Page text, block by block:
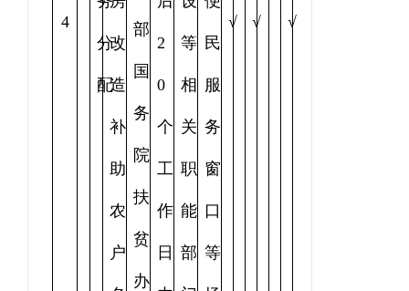
4
分
配
改
造
补
助
农
户
部
国
务
院
扶
贫
办
2
0
个
工
作
日
等
相
关
职
能
部
民
服
务
窗
口
等
√ √ √